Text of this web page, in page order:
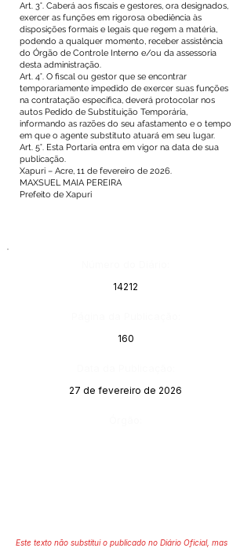
Art. 3°. Caberá aos fiscais e gestores, ora designados,
exercer as funções em rigorosa obediência às
disposições formais e legais que regem a matéria,
podendo a qualquer momento, receber assistência
do Órgão de Controle Interno e/ou da assessoria
desta administração.
Art. 4°. O fiscal ou gestor que se encontrar
temporariamente impedido de exercer suas funções
na contratação específica, deverá protocolar nos
autos Pedido de Substituição Temporária,
informando as razões do seu afastamento e o tempo
em que o agente substituto atuará em seu lugar.
Art. 5°. Esta Portaria entra em vigor na data de sua
publicação.
Xapuri – Acre, 11 de fevereiro de 2026.
MAXSUEL MAIA PEREIRA
Prefeito de Xapuri
14212
160
27 de fevereiro de 2026
Este texto não substitui o publicado no Diário Oficial, mas